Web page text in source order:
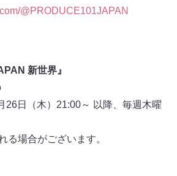
@PRODUCE101JAPAN
新世界』
26日（木）21:00～ 以降、毎週木曜
る場合がございます。